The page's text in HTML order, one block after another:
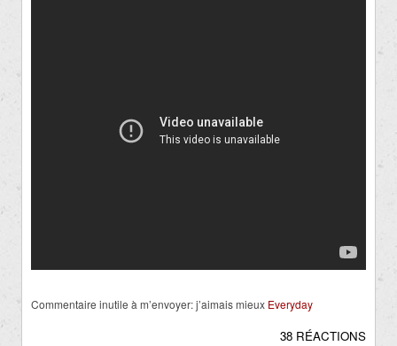
Commentaire inutile à m’envoyer: j’aimais mieux Everyday
38 RÉACTIONS